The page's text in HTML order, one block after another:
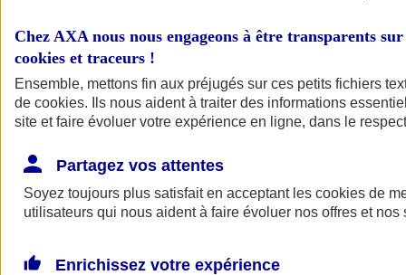
Chez AXA nous nous engageons à être transparents
cookies et traceurs !
Ensemble, mettons fin aux préjugés sur ces petits fichiers
de cookies. Ils nous aident à traiter des informations
site et faire évoluer votre expérience en ligne, dans le
Partagez vos attentes
Soyez toujours plus satisfait en acceptant les cookies de
utilisateurs qui nous aident à faire évoluer nos offres et nos
Enrichissez votre expérience